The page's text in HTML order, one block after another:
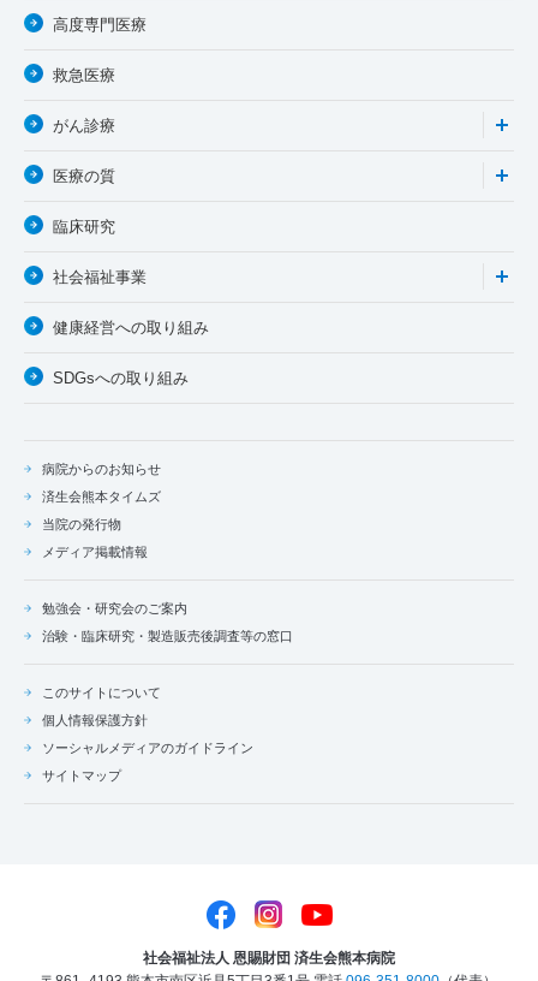
病院からのお知らせ
済生会熊本タイムズ
当院の発行物
メディア掲載情報
勉強会・研究会のご案内
治験・臨床研究・製造販売後調査等の窓口
このサイトについて
個人情報保護方針
ソーシャルメディアのガイドライン
サイトマップ
高度専門医療
救急医療
がん診療
医療の質
臨床研究
社会福祉事業
健康経営への取り組み
SDGsへの取り組み
社会福祉法人 恩賜財団 済生会熊本病院